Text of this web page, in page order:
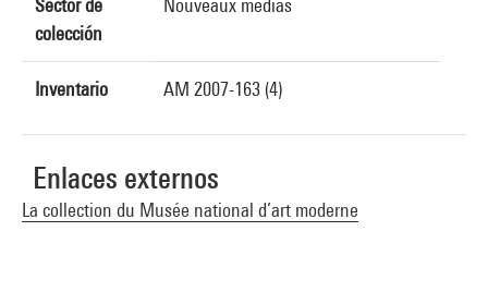
Sector de
colección
Nouveaux medias
Inventario AM 2007-163 (4)
Enlaces externos
La collection du Musée national d’art moderne